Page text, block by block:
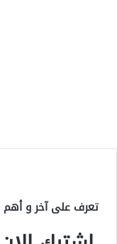
تعرف على آخر و أهم